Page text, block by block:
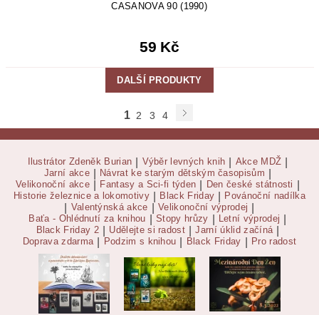
CASANOVA 90 (1990)
59 Kč
DALŠÍ PRODUKTY
1 2 3 4
Ilustrátor Zdeněk Burian Výběr levných knih Akce MDŽ
Jarní akce Návrat ke starým dětským časopisům
Velikonoční akce Fantasy a Sci-fi týden Den české státnosti
Historie železnice a lokomotivy Black Friday Povánoční nadílka
Valentýnská akce Velikonoční výprodej
Baťa - Ohlédnutí za knihou Stopy hrůzy Letní výprodej
Black Friday 2 Udělejte si radost Jarní úklid začíná
Doprava zdarma Podzim s knihou Black Friday Pro radost